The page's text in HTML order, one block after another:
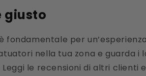
giusto
per
nella tua zona e guarda i
le recensioni di altri clienti